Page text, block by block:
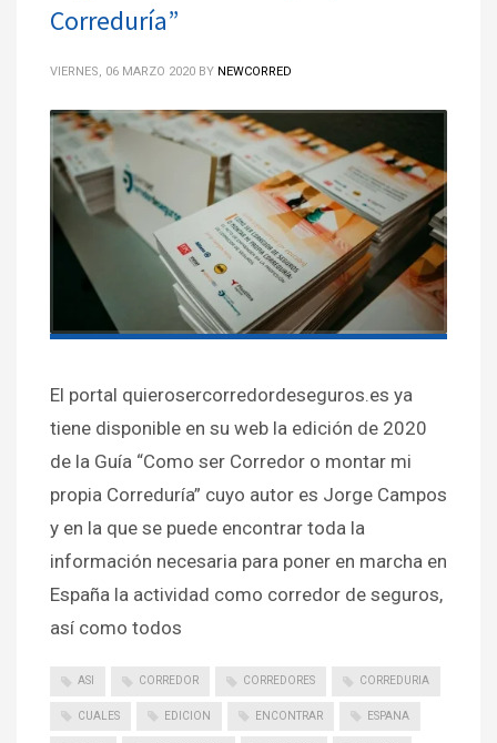
Correduría”
VIERNES, 06 MARZO 2020 BY NEWCORRED
El portal quierosercorredordeseguros.es ya
tiene disponible en su web la edición de 2020
de la Guía “Como ser Corredor o montar mi
propia Correduría” cuyo autor es Jorge Campos
y en la que se puede encontrar toda la
información necesaria para poner en marcha en
España la actividad como corredor de seguros,
así como todos
ASI CORREDOR CORREDORES CORREDURIA
CUALES EDICION ENCONTRAR ESPANA